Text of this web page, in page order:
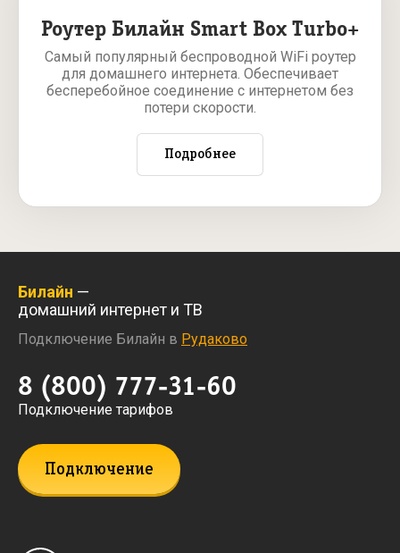
Роутер Билайн Smart Box Turbo+
Самый популярный беспроводной WiFi роутер
для домашнего интернета. Обеспечивает
бесперебойное соединение с интернетом без
потери скорости.
Подробнее
Билайн —
домашний интернет и ТВ
Подключение Билайн в Рудаково
8 (800) 777-31-60
Подключение тарифов
Подключение